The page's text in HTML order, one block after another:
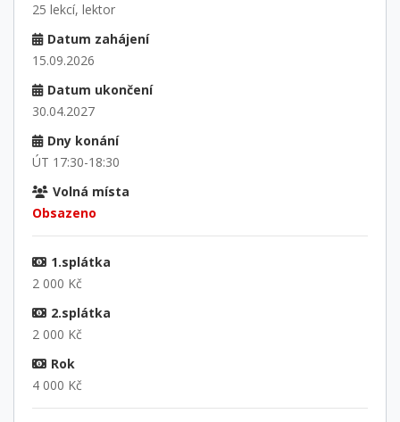
25 lekcí, lektor
Datum zahájení
15.09.2026
Datum ukončení
30.04.2027
Dny konání
ÚT 17:30-18:30
Volná místa
Obsazeno
1.splátka
2 000 Kč
2.splátka
2 000 Kč
Rok
4 000 Kč